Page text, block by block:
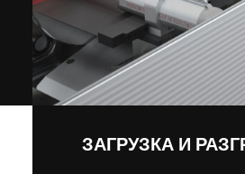
ЗАГРУЗКА И